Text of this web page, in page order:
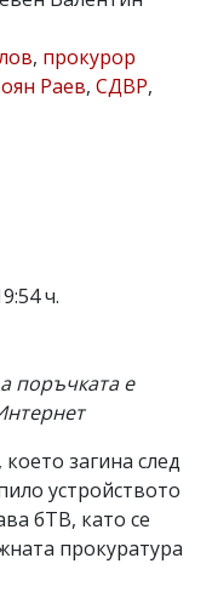
, прокурор
Раев, СДВР,
ч.
поръчката е
загина след
устройството
бТВ, като се
прокуратура